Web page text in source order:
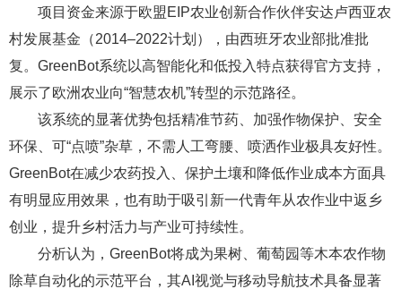
项目资金来源于欧盟EIP农业创新合作伙伴安达卢西亚农
村发展基金（2014–2022计划），由西班牙农业部批准批
复。GreenBot系统以高智能化和低投入特点获得官方支持，
展示了欧洲农业向“智慧农机”转型的示范路径。
该系统的显著优势包括精准节药、加强作物保护、安全
环保、可“点喷”杂草，不需人工弯腰、喷洒作业极具友好性。
GreenBot在减少农药投入、保护土壤和降低作业成本方面具
有明显应用效果，也有助于吸引新一代青年从农作业中返乡
创业，提升乡村活力与产业可持续性。
分析认为，GreenBot将成为果树、葡萄园等木本农作物
除草自动化的示范平台，其AI视觉与移动导航技术具备显著